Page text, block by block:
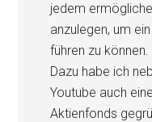
jedem
anzulegen, um
führen zu können.
Dazu habe ich
Youtube auch
Aktienfonds